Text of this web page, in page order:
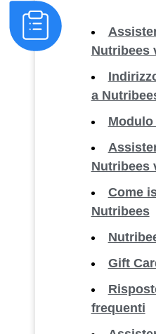
Nutribees
a
Nutribees
Come
Nutribees
Gift
frequenti